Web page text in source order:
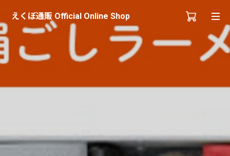
えくぼ通販 Official Online Shop